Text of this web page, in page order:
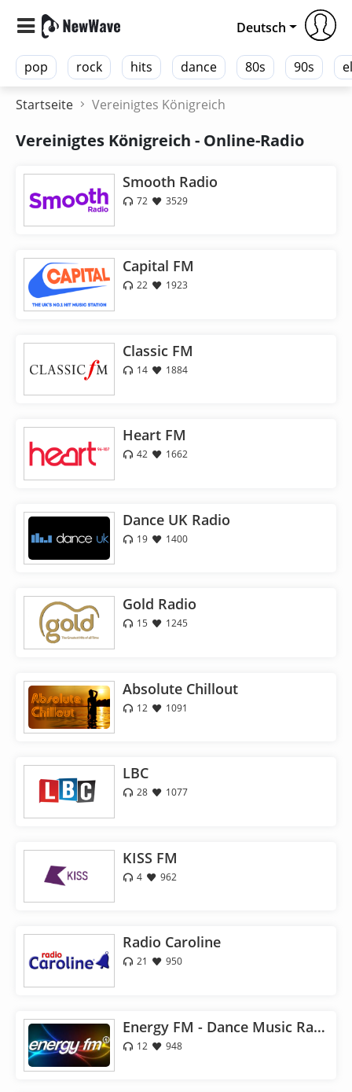
pop rock hits dance 80s 90s
Deutsch
Startseite Vereinigtes Königreich
Vereinigtes Königreich - Online-Radio
Smooth Radio
72 3529
Capital FM
22 1923
Classic FM
14 1884
Heart FM
42 1662
Dance UK Radio
19 1400
Gold Radio
15 1245
Absolute Chillout
12 1091
LBC
28 1077
KISS FM
4 962
Radio Caroline
21 950
Energy FM - Dance Music Radio
12 948